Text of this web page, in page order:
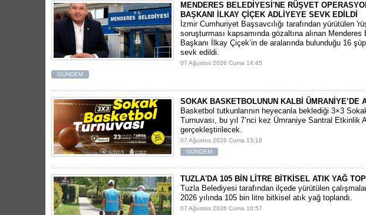
MENDERES BELEDİYESİ'NE RÜŞVET
BAŞKANI İLKAY ÇİÇEK ADLİYEYE SEVK EDİLDİ
​İzmir Cumhuriyet Başsavcılığı tarafından yürütülen
soruşturması kapsamında gözaltına alınan Menderes
Başkanı İlkay Çiçek’in de aralarında bulunduğu 16
sevk edildi.
07 Ağustos 2026 Cuma 14:45
GÜNDEM
SOKAK BASKETBOLUNUN KALBİ ÜMRANİYE’DE
Basketbol tutkunlarının heyecanla beklediği 3×3
Turnuvası, bu yıl 7’nci kez Ümraniye Santral Etkinlik
gerçekleştirilecek.
07 Ağustos 2026 Cuma 13:18
GÜNDEM
TUZLA'DA 105 BİN LİTRE BİTKİSEL ATIK YAĞ
Tuzla Belediyesi tarafından ilçede yürütülen
2026 yılında 105 bin litre bitkisel atık yağ toplandı.
07 Ağustos 2026 Cuma 10:57